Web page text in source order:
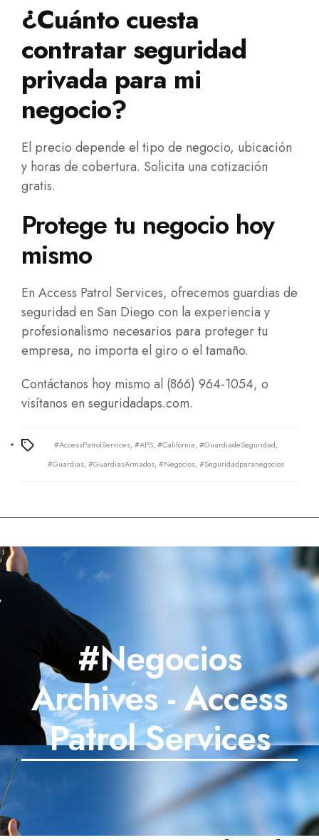
¿Cuánto cuesta
contratar seguridad
privada para mi
negocio?
El precio depende el tipo de negocio, ubicación
y horas de cobertura. Solicita una cotización
gratis.
Protege tu negocio hoy
mismo
En Access Patrol Services, ofrecemos guardias de
seguridad en San Diego con la experiencia y
profesionalismo necesarios para proteger tu
empresa, no importa el giro o el tamaño.
Contáctanos hoy mismo al (866) 964-1054, o
visítanos en seguridadaps.com.
Tags
#AccessPatrolServices,#APS,#California,#GuardiadeSeguridad,
#Guardias,#GuardiasArmados,#Negocios,#Seguridadparanegocios
#Negocios
Archives - Access
Patrol Services